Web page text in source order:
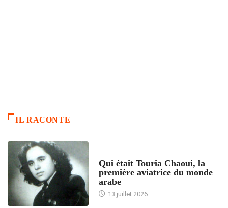
IL RACONTE
Qui était Touria Chaoui, la
première aviatrice du monde
arabe
13 juillet 2026